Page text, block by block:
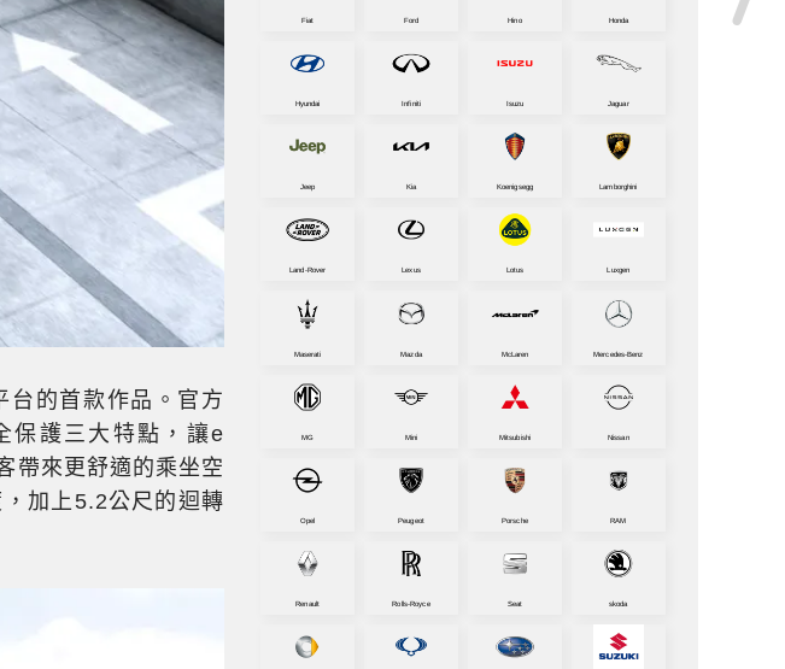
的首款作品。官方
保護三大特點，讓e
帶來更舒適的乘坐空
加上5.2公尺的迴轉
Fiat Ford Hino Honda
Hyundai Infiniti Isuzu Jaguar
Jeep Kia Koenigsegg Lamborghini
Land-Rover Lexus Lotus Luxgen
Maserati Mazda McLaren Mercedes-Benz
MG Mini Mitsubishi Nissan
Opel Peugeot Porsche RAM
Renault Rolls-Royce Seat skoda